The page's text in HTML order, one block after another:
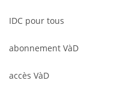
IDC pour tous
abonnement VàD
accès VàD